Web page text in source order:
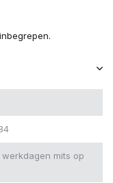
werkdagen mits op